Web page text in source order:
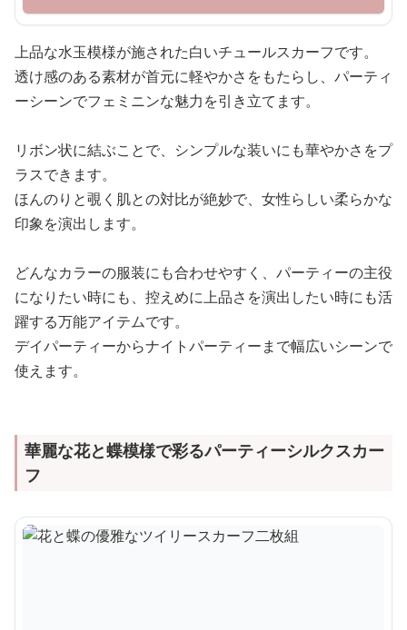
上品な水玉模様が施された白いチュールスカーフです。
透け感のある素材が首元に軽やかさをもたらし、パーティ
ーシーンでフェミニンな魅力を引き立てます。
リボン状に結ぶことで、シンプルな装いにも華やかさをプ
ラスできます。
ほんのりと覗く肌との対比が絶妙で、女性らしい柔らかな
印象を演出します。
どんなカラーの服装にも合わせやすく、パーティーの主役
になりたい時にも、控えめに上品さを演出したい時にも活
躍する万能アイテムです。
デイパーティーからナイトパーティーまで幅広いシーンで
使えます。
華麗な花と蝶模様で彩るパーティーシルクスカー
フ